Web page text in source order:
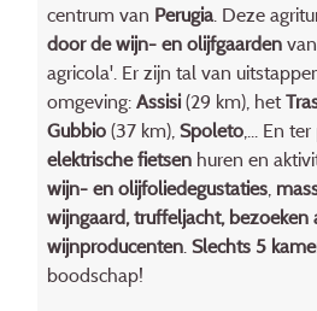
centrum van Perugia. Deze
door de wijn- en olijfgaardenvan
agricola'. Er zijn tal van
omgeving: Assisi (29 km), het
Gubbio (37 km), Spoleto,... En
elektrische fietsenhuren en
wijn- en olijfoliedegustaties,
wijngaard, truffeljacht, bezoeken
wijnproducenten. Slechts 5
boodschap!